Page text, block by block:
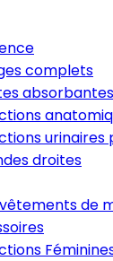
complets
absorbantes
urinaires
droites
de